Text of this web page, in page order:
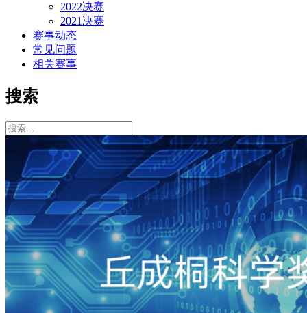
2022决赛
2021决赛
赛事动态
常见问题
相关赛事
搜索
搜